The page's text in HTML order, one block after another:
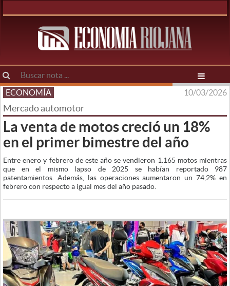
ECONOMÍA 10/03/2026
Mercado automotor
La venta de motos creció un 18%
en el primer bimestre del año
Entre enero y febrero de este año se vendieron 1.165 motos mientras
que en el mismo lapso de 2025 se habían reportado 987
patentamientos. Además, las operaciones aumentaron un 74,2% en
febrero con respecto a igual mes del año pasado.